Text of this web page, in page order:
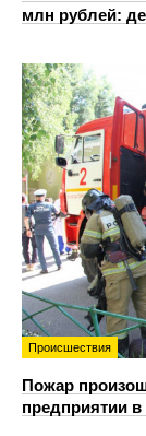
млн рублей:
Происшествия
Пожар
предприятии